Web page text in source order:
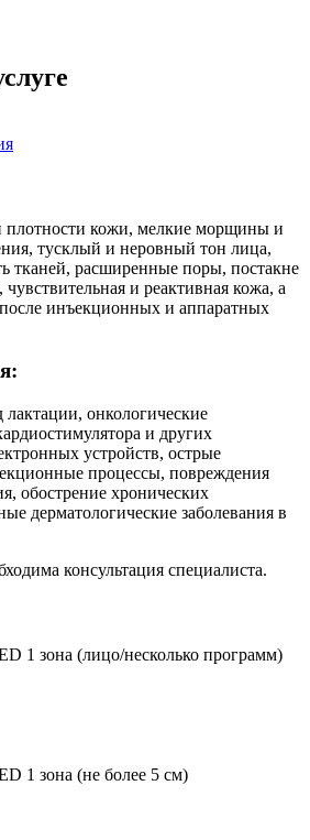
плотности кожи, мелкие морщины и
тусклый и неровный тон лица,
тканей, расширенные поры, постакне
и реактивная кожа, а
инъекционных и аппаратных
онкологические
и других
устройств, острые
процессы, повреждения
обострение хронических
дерматологические заболевания в
консультация специалиста.
1 зона (лицо/несколько программ)
1 зона (не более 5 см)